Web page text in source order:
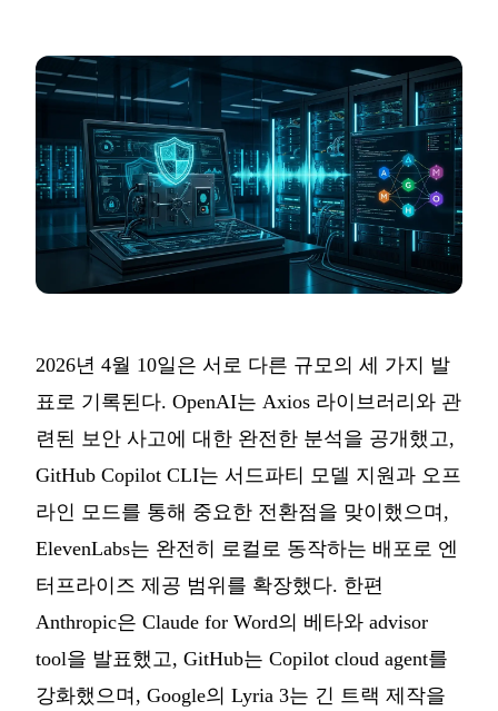
2026년 4월 10일은 서로 다른 규모의 세 가지 발
표로 기록된다. OpenAI는 Axios 라이브러리와 관
련된 보안 사고에 대한 완전한 분석을 공개했고,
GitHub Copilot CLI는 서드파티 모델 지원과 오프
라인 모드를 통해 중요한 전환점을 맞이했으며,
ElevenLabs는 완전히 로컬로 동작하는 배포로 엔
터프라이즈 제공 범위를 확장했다. 한편
Anthropic은 Claude for Word의 베타와 advisor
tool을 발표했고, GitHub는 Copilot cloud agent를
강화했으며, Google의 Lyria 3는 긴 트랙 제작을